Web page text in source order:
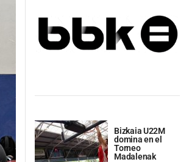
Bizkaia U22M
domina en el
Torneo
Madalenak